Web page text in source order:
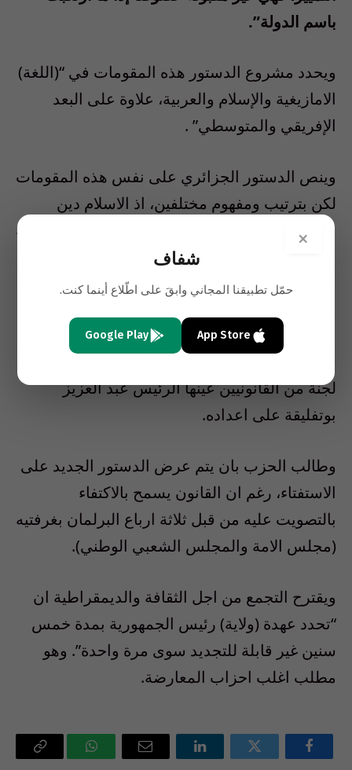
باسم الدولة”.
ويحدد مشروع الدستور هذه المقومات في “(اللغة)
الامازيغية والإسلام والعربية، علاوة على البعد
الإفريقي والمتوسطي” .
وينص الدستور الجزائري على نفس هذه المقومات
لكن بترتيب ومفهوم مختلفين، اذ الاسلام دين
الدولة ثم اللغة العربية هي اللغة الوطنية والرسمية
اما الامازيغية فهي لغة وطنية غير رسمية”
لجنة من القانونيين عينها الرئيس عبد العزيز
بوتفليقة على اعداده.
وطالب الحزب بان يتم عرض الدستور الجديد على
الاستفتاء، رغم ان القانون يسمح بالاكتفاء
بالتصويت عليه من قبل ثلاثة ارباع البرلمان بغرفتيه
(مجلس الامة والمجلس الشعبي الوطني).
ويقترح التجمع من اجل الثقافة والديمقراطية ان
“تحدد عهدة (ولاية) رئيس الجمهورية بمدة خمس
سنين غير قابلة للتجديد سوى مرة واحدة”. وهو
مطلب اغلب احزاب المعارضة.
فيسبوك تويتر لينكدإن
البريد
واتساب Copy
×
شفاف
حمّل تطبيقنا المجاني وابقَ على اطّلاع أينما كنت.
App Store
Google Play